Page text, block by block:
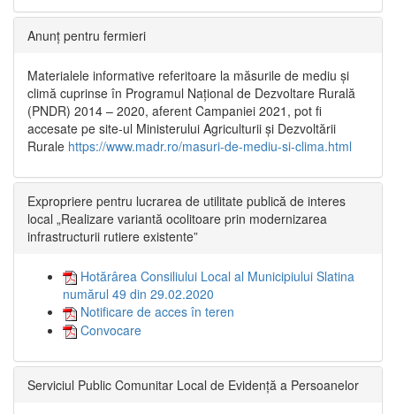
Anunț pentru fermieri
Materialele informative referitoare la măsurile de mediu și
climă cuprinse în Programul Național de Dezvoltare Rurală
(PNDR) 2014 – 2020, aferent Campaniei 2021, pot fi
accesate pe site-ul Ministerului Agriculturii și Dezvoltării
Rurale https://www.madr.ro/masuri-de-mediu-si-clima.html
Expropriere pentru lucrarea de utilitate publică de interes
local „Realizare variantă ocolitoare prin modernizarea
infrastructurii rutiere existente”
Hotărârea Consiliului Local al Municipiului Slatina
numărul 49 din 29.02.2020
Notificare de acces în teren
Convocare
Serviciul Public Comunitar Local de Evidență a Persoanelor